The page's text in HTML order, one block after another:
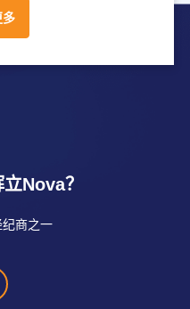
多
Nova？
商之一